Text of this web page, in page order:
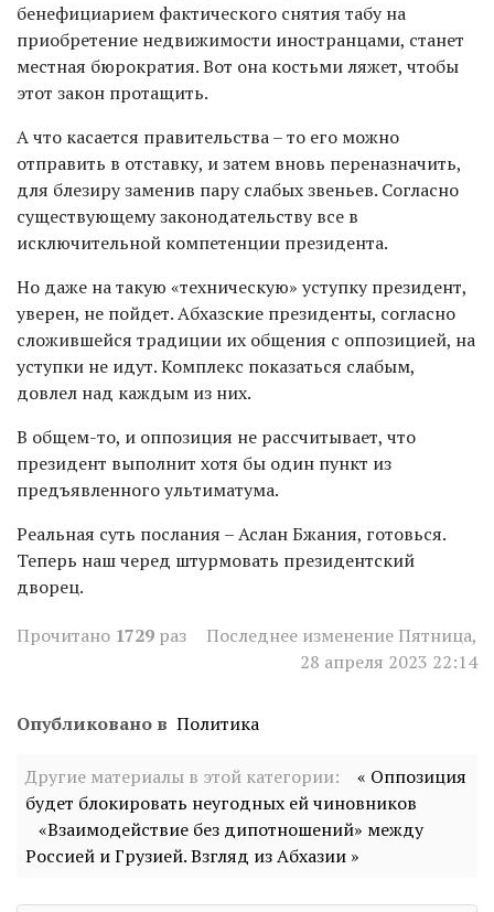
бенефициарием фактического снятия табу на
приобретение недвижимости иностранцами, станет
местная бюрократия. Вот она костьми ляжет, чтобы
этот закон протащить.
А что касается правительства – то его можно
отправить в отставку, и затем вновь переназначить,
для блезиру заменив пару слабых звеньев. Согласно
существующему законодательству все в
исключительной компетенции президента.
Но даже на такую «техническую» уступку президент,
уверен, не пойдет. Абхазские президенты, согласно
сложившейся традиции их общения с оппозицией, на
уступки не идут. Комплекс показаться слабым,
довлел над каждым из них.
В общем-то, и оппозиция не рассчитывает, что
президент выполнит хотя бы один пункт из
предъявленного ультиматума.
Реальная суть послания – Аслан Бжания, готовься.
Теперь наш черед штурмовать президентский
дворец.
Прочитано 1729 раз
Последнее изменение Пятница,
28 апреля 2023 22:14
Опубликовано в Политика
Другие материалы в этой категории:
« Оппозиция
будет блокировать неугодных ей чиновников
«Взаимодействие без дипотношений» между
Россией и Грузией. Взгляд из Абхазии »